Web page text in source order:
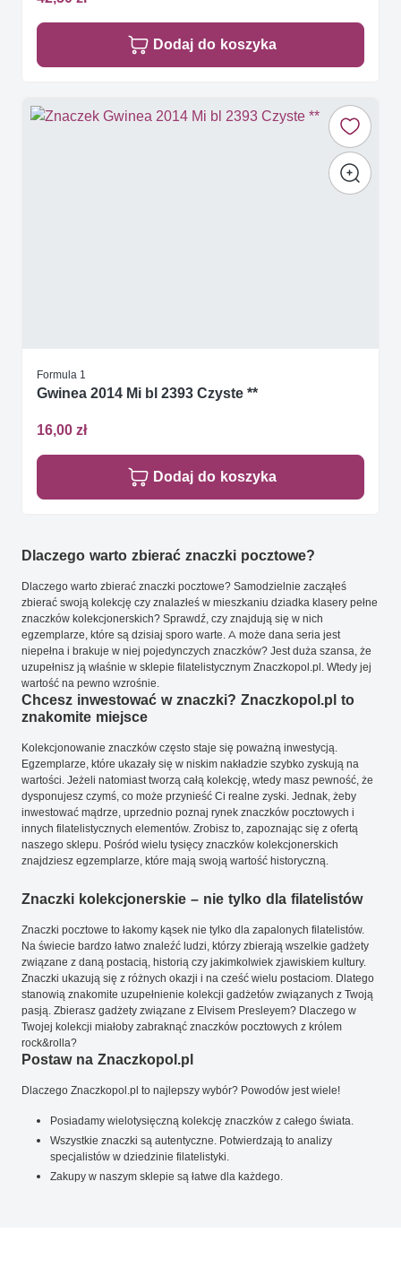
Dodaj do koszyka
Formula 1
Gwinea 2014 Mi bl 2393 Czyste **
16,00 zł
Dodaj do koszyka
Dlaczego warto zbierać znaczki pocztowe?
Dlaczego warto zbierać znaczki pocztowe? Samodzielnie zacząłeś
zbierać swoją kolekcję czy znalazłeś w mieszkaniu dziadka klasery pełne
znaczków kolekcjonerskich? Sprawdź, czy znajdują się w nich
egzemplarze, które są dzisiaj sporo warte. A może dana seria jest
niepełna i brakuje w niej pojedynczych znaczków? Jest duża szansa, że
uzupełnisz ją właśnie w sklepie filatelistycznym Znaczkopol.pl. Wtedy jej
wartość na pewno wzrośnie.
Chcesz inwestować w znaczki? Znaczkopol.pl to
znakomite miejsce
Kolekcjonowanie znaczków często staje się poważną inwestycją.
Egzemplarze, które ukazały się w niskim nakładzie szybko zyskują na
wartości. Jeżeli natomiast tworzą całą kolekcję, wtedy masz pewność, że
dysponujesz czymś, co może przynieść Ci realne zyski. Jednak, żeby
inwestować mądrze, uprzednio poznaj rynek znaczków pocztowych i
innych filatelistycznych elementów. Zrobisz to, zapoznając się z ofertą
naszego sklepu. Pośród wielu tysięcy znaczków kolekcjonerskich
znajdziesz egzemplarze, które mają swoją wartość historyczną.
Znaczki kolekcjonerskie – nie tylko dla filatelistów
Znaczki pocztowe to łakomy kąsek nie tylko dla zapalonych filatelistów.
Na świecie bardzo łatwo znaleźć ludzi, którzy zbierają wszelkie gadżety
związane z daną postacią, historią czy jakimkolwiek zjawiskiem kultury.
Znaczki ukazują się z różnych okazji i na cześć wielu postaciom. Dlatego
stanowią znakomite uzupełnienie kolekcji gadżetów związanych z Twoją
pasją. Zbierasz gadżety związane z Elvisem Presleyem? Dlaczego w
Twojej kolekcji miałoby zabraknąć znaczków pocztowych z królem
rock&rolla?
Postaw na Znaczkopol.pl
Dlaczego Znaczkopol.pl to najlepszy wybór? Powodów jest wiele!
Posiadamy wielotysięczną kolekcję znaczków z całego świata.
Wszystkie znaczki są autentyczne. Potwierdzają to analizy
specjalistów w dziedzinie filatelistyki.
Zakupy w naszym sklepie są łatwe dla każdego.